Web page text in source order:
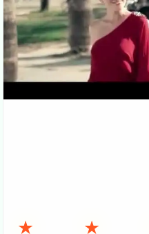
★ ★